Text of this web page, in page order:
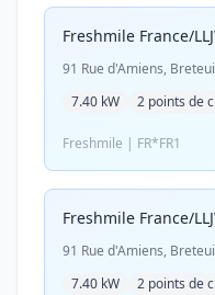
Freshmile France/
91 Rue d'Amiens,
7.40 kW
2 points de
Freshmile | FR*FR1
Freshmile France/
91 Rue d'Amiens,
7.40 kW
2 points de